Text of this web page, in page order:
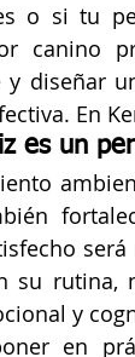
o si tu
canino
y diseñar
En
es un
su rutina,
y
en